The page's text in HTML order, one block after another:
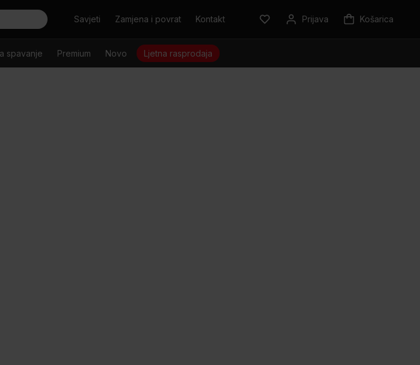
TražitiSavjeti Zamjena i povrat Kontakt Prijava Košarica
spavanje Premium Novo Ljetna rasprodaja